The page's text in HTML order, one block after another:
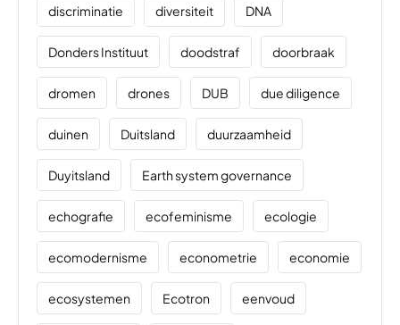
discriminatie diversiteit DNA
Donders Instituut doodstraf doorbraak
dromen drones DUB due diligence
duinen Duitsland duurzaamheid
Duyitsland Earth system governance
echografie ecofeminisme ecologie
ecomodernisme econometrie economie
ecosystemen Ecotron eenvoud